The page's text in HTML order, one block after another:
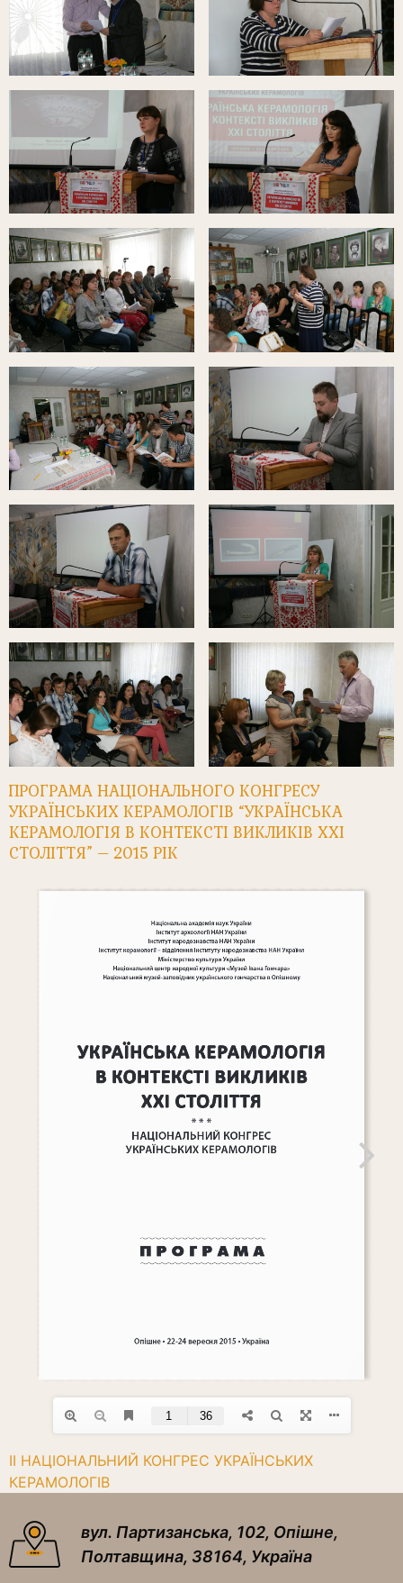
ПРОГРАМА НАЦІОНАЛЬНОГО КОНГРЕСУ
УКРАЇНСЬКИХ КЕРАМОЛОГІВ “УКРАЇНСЬКА
КЕРАМОЛОГІЯ В КОНТЕКСТІ ВИКЛИКІВ ХХІ
СТОЛІТТЯ” – 2015 РІК
Навігація
записів
II НАЦІОНАЛЬНИЙ КОНГРЕС УКРАЇНСЬКИХ
КЕРАМОЛОГІВ
вул. Партизанська, 102, Опішне,
Полтавщина, 38164, Україна